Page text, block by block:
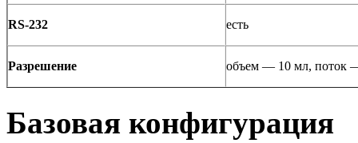
RS-232 есть
Разрешение объем — 10 мл, поток
Базовая конфигурация